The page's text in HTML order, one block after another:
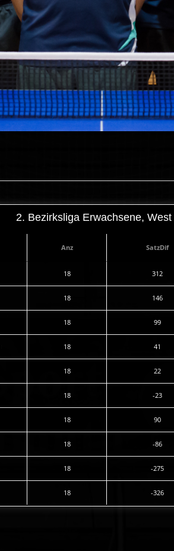
2. Bezirksliga Erwachsene, West
Anz SatzDif
18 312
18 146
18 99
18 41
18 22
18 -23
18 90
18 -86
18 -275
18 -326